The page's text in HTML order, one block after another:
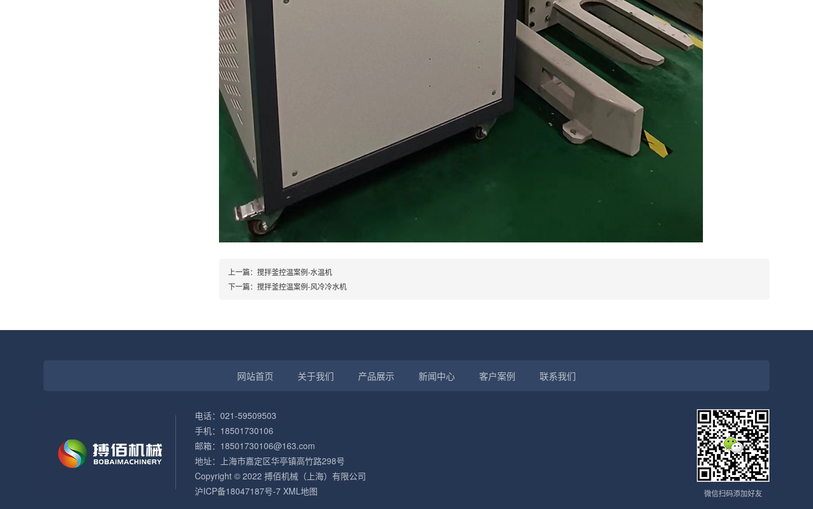
上一篇： 搅拌釜控温案例-水温机
下一篇： 搅拌釜控温案例-风冷冷水机
网站首页 关于我们 产品展示 新闻中心 客户案例 联系我们
微信扫码添加好友
电话：021-59509503
手机：18501730106
邮箱：18501730106@163.com
地址：上海市嘉定区华亭镇高竹路298号
Copyright © 2022 搏佰机械（上海）有限公司
沪ICP备18047187号-7 XML地图